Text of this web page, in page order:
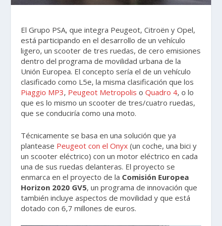
El Grupo PSA, que integra Peugeot, Citroën y Opel,
está participando en el desarrollo de un vehículo
ligero, un scooter de tres ruedas, de cero emisiones
dentro del programa de movilidad urbana de la
Unión Europea. El concepto sería el de un vehículo
clasificado como L5e, la misma clasificación que los
Piaggio MP3, Peugeot Metropolis oQuadro 4, o lo
que es lo mismo un scooter de tres/cuatro ruedas,
que se conduciría como una moto.
Técnicamente se basa en una solución que ya
plantease Peugeot con el Onyx (un coche, una bici y
un scooter eléctrico) con un motor eléctrico en cada
una de sus ruedas delanteras. El proyecto se
enmarca en el proyecto de la Comisión Europea
Horizon 2020 GV5, un programa de innovación que
también incluye aspectos de movilidad y que está
dotado con 6,7 millones de euros.